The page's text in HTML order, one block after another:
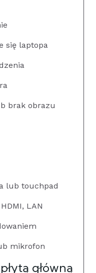
się laptopa
brak obrazu
lub touchpad
LAN
mikrofon
główną